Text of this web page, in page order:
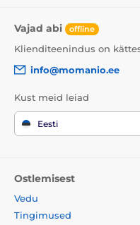
Vajad abi offline
Klienditeenindus on
info@momanio.ee
Kust meid leiad
Eesti
Ostlemisest
Vedu
Tingimused